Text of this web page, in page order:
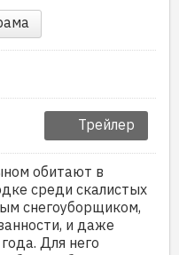
Трейлер
обитают в
среди скалистых
снегоуборщиком,
и даже
Для него